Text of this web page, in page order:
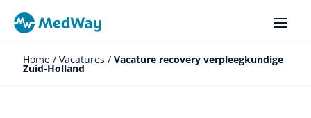
naar
inhoudHome/ Vacatures / Vacature recovery verpleegkundige
Zuid-Holland